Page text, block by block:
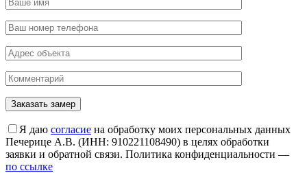
Я даю согласие на обработку моих персональных данных
Печерице А.В. (ИНН: 910221108490) в целях обработки
заявки и обратной связи. Политика конфиденциальности —
по ссылке